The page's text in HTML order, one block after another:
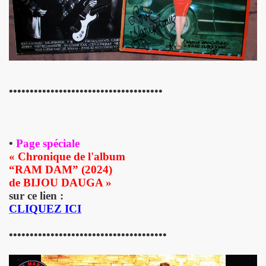
•••••••••••••••••••••••••••••••••••••
• Page spéciale
« Chronique de l'album
“RAM DAM” (2024)
de BIJOU DAUGA »
sur ce lien :
CLIQUEZ ICI
••••••••••••••••••••••••••••••••••••••
12 octobre 2023 a Paris pour la promotion de l album
2022, film de GERARD KRAWCZYK, avec PAULINE
11 janvier 2023 et du 4 au 12 mai 2023 pour la suite et
("Start Walkin' 1965-1976"), le 17 avril 2005 au Grand
concerts "SUPERLUNE", le 3 juin 2022 au New